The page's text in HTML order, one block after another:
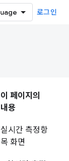
로그인
이 페이지의
내용
실시간 측정항
목 화면